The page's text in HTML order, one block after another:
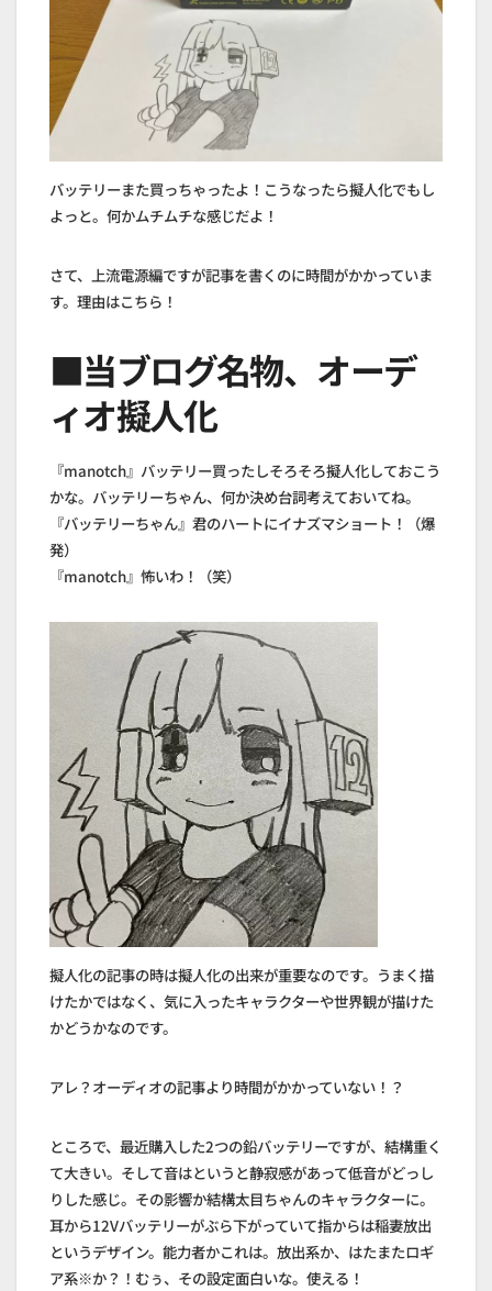
バッテリーまた買っちゃったよ！こうなったら擬人化でもし
よっと。何かムチムチな感じだよ！
さて、上流電源編ですが記事を書くのに時間がかかっていま
す。理由はこちら！
■当ブログ名物、オーデ
ィオ擬人化
『manotch』バッテリー買ったしそろそろ擬人化しておこう
かな。バッテリーちゃん、何か決め台詞考えておいてね。
『バッテリーちゃん』君のハートにイナズマショート！（爆
発）
『manotch』怖いわ！（笑）
擬人化の記事の時は擬人化の出来が重要なのです。うまく描
けたかではなく、気に入ったキャラクターや世界観が描けた
かどうかなのです。
アレ？オーディオの記事より時間がかかっていない！？
ところで、最近購入した2つの鉛バッテリーですが、結構重く
て大きい。そして音はというと静寂感があって低音がどっし
りした感じ。その影響か結構太目ちゃんのキャラクターに。
耳から12Vバッテリーがぶら下がっていて指からは稲妻放出
というデザイン。能力者かこれは。放出系か、はたまたロギ
ア系※か？！むぅ、その設定面白いな。使える！